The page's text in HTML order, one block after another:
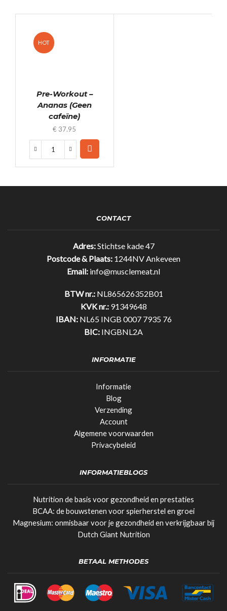
HOT
Pre-Workout –
Ananas (Geen
cafeïne)
€ 37.95
Pre-
CONTACT
Adres:Stichtse kade 47
Postcode & Plaats: 1244NV Ankeveen
Email: info@musclemeat.nl
BTW nr.:NL865626352B01
KVK nr.:91349648
IBAN:NL65 INGB 0007 7935 76
BIC: INGBNL2A
INFORMATIE
Informatie
Blog
Verzending
Account
Algemene voorwaarden
Privacybeleid
INFORMATIEBLOGS
Nutrition de basis voor gezondheid en prestaties
BCAA: de bouwstenen voor spierherstel en groei
Magnesium: onmisbaar voor je gezondheid en verkrijgbaar bij
Dutch Giant Nutrition
BETAAL METHODES